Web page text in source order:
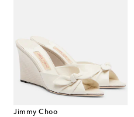
Jimmy Choo